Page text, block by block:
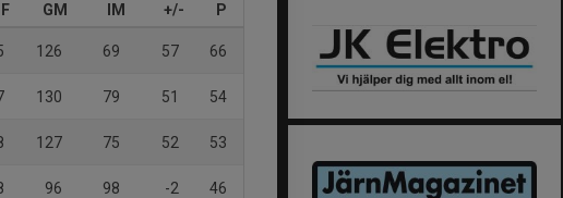
F GM IM +/- P
126 69 57 66
130 79 51 54
127 75 52 53
96 98 -2 46